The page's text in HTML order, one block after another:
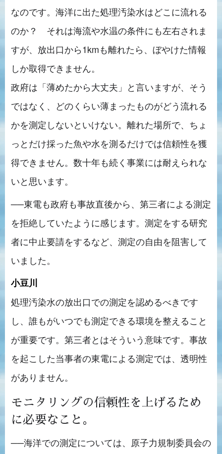
なのです。海洋に出た処理汚染水はどこに流れる
のか？ それは海流や水温の条件にも左右されま
すが、放出口から1kmも離れたら、ぼやけた情報
しか取得できません。
政府は「薄めたから大丈夫」と言いますが、そう
ではなく、どのくらい薄まったものがどう流れる
かを測定しないといけない。離れた場所で、ちょ
っとだけ採った魚や水を測るだけでは信頼性を獲
得できません。数十年も続く事業には耐えられな
いと思います。
──東電も政府も事故直後から、第三者による測定
を拒絶していたように感じます。測定をする研究
者に中止要請をするなど、測定の自由を阻害して
いました。
小豆川
処理汚染水の放出口での測定を認めるべきです
し、誰もがいつでも測定できる環境を整えること
が重要です。第三者とはそういう意味です。事故
を起こした当事者の東電による測定では、透明性
がありません。
モニタリングの信頼性を上げるため
に必要なこと。
──海洋での測定については、原子力規制委員会の